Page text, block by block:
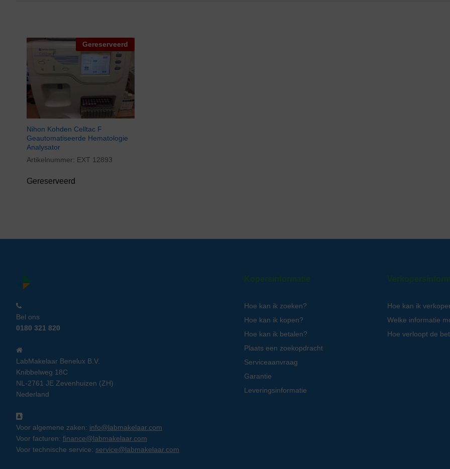
Gereserveerd
Nihon Kohden Celltac F
Geautomatiseerde Hematologie
Analysator
Artikelnummer: EXT 12893
Gereserveerd
Bel ons
0180 321 820
LabMakelaar Benelux B.V.
Knibbelweg 18C
NL-2761 JE Zevenhuizen (ZH)
Nederland
Voor algemene zaken: info@labmakelaar.com
Voor facturen: finance@labmakelaar.com
Voor technische service: service@labmakelaar.com
Kopersinformatie
Hoe kan ik zoeken?
Hoe kan ik kopen?
Hoe kan ik betalen?
Plaats een zoekopdracht
Serviceaanvraag
Garantie
Leveringsinformatie
Hoe kan ik
Welke informatie
Hoe verloopt de